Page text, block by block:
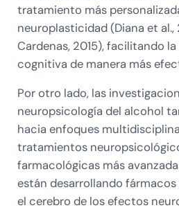
tratamiento más
neuroplasticidad (Diana et al.,
Cardenas, 2015), facilitando
cognitiva de manera más
Por otro lado, las
neuropsicología del alcohol
hacia enfoques
tratamientos
farmacológicas más
están desarrollando
el cerebro de los efectos